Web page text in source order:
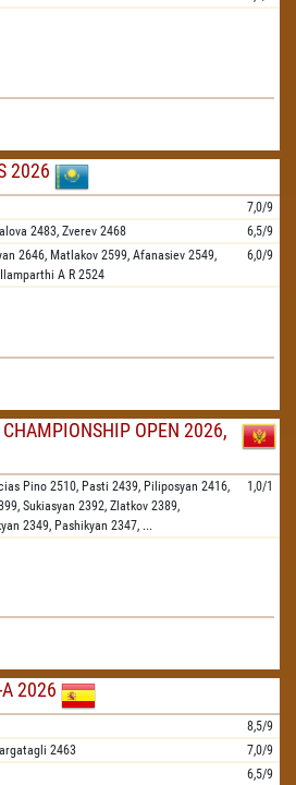
2026
7,0/9
2483, Zverev 2468
6,5/9
2646, Matlakov 2599, Afanasiev 2549,
Ilamparthi A R 2524
6,0/9
OPEN 2026,
Pino 2510, Pasti 2439, Piliposyan 2416,
Sukiasyan 2392, Zlatkov 2389,
2349, Pashikyan 2347, ...
1,0/1
A 2026
8,5/9
2463
7,0/9
6,5/9